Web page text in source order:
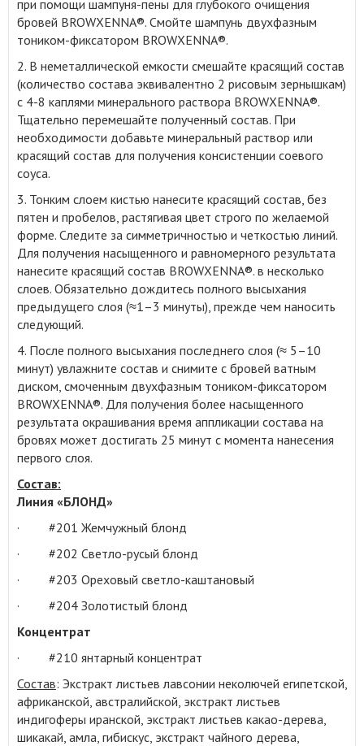
при помощи шампуня-пены для глубокого очищения
бровей BROWXENNA®. Смойте шампунь двухфазным
тоником-фиксатором BROWXENNA®.
2. В неметаллической емкости смешайте красящий состав
(количество состава эквивалентно 2 рисовым зернышкам)
с 4-8 каплями минерального раствора BROWXENNA®.
Тщательно перемешайте полученный состав. При
необходимости добавьте минеральный раствор или
красящий состав для получения консистенции соевого
соуса.
3. Тонким слоем кистью нанесите красящий состав, без
пятен и пробелов, растягивая цвет строго по желаемой
форме. Следите за симметричностью и четкостью линий.
Для получения насыщенного и равномерного результата
нанесите красящий состав BROWXENNA®. в несколько
слоев. Обязательно дождитесь полного высыхания
предыдущего слоя (≈1–3 минуты), прежде чем наносить
следующий.
4. После полного высыхания последнего слоя (≈ 5–10
минут) увлажните состав и снимите с бровей ватным
диском, смоченным двухфазным тоником-фиксатором
BROWXENNA®. Для получения более насыщенного
результата окрашивания время аппликации состава на
бровях может достигать 25 минут с момента нанесения
первого слоя.
Состав:
Линия «БЛОНД»
· #201 Жемчужный блонд
· #202 Светло-русый блонд
· #203 Ореховый светло-каштановый
· #204 Золотистый блонд
Концентрат
· #210 янтарный концентрат
Состав: Экстракт листьев лавсонии неколючей египетской,
африканской, австралийской, экстракт листьев
индигоферы иранской, экстракт листьев какао-дерева,
шикакай, амла, гибискус, экстракт чайного дерева,